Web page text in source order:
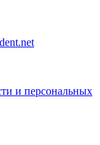
и персональных